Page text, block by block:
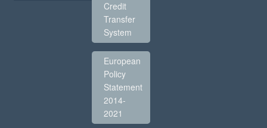
Credit
Transfer
System
European
Policy
Statement
2014-
2021